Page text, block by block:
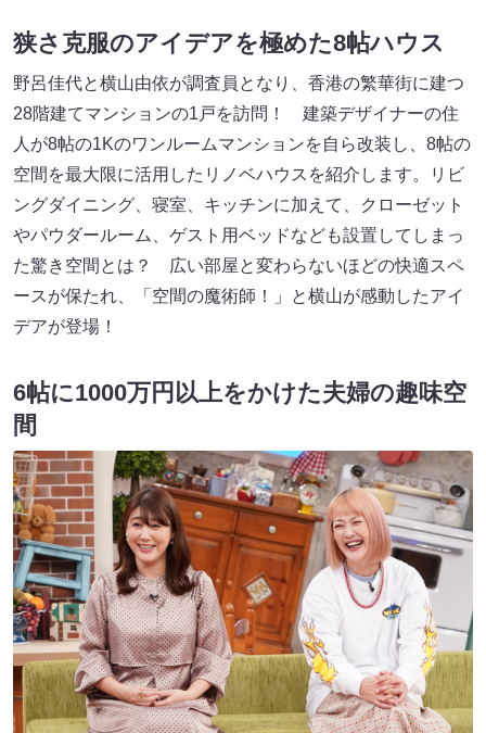
狭さ克服のアイデアを極めた8帖ハウス
野呂佳代と横山由依が調査員となり、香港の繁華街に建つ
28階建てマンションの1戸を訪問！ 建築デザイナーの住
人が8帖の1Kのワンルームマンションを自ら改装し、8帖の
空間を最大限に活用したリノベハウスを紹介します。リビ
ングダイニング、寝室、キッチンに加えて、クローゼット
やパウダールーム、ゲスト用ベッドなども設置してしまっ
た驚き空間とは？ 広い部屋と変わらないほどの快適スペ
ースが保たれ、「空間の魔術師！」と横山が感動したアイ
デアが登場！
6帖に1000万円以上をかけた夫婦の趣味空
間